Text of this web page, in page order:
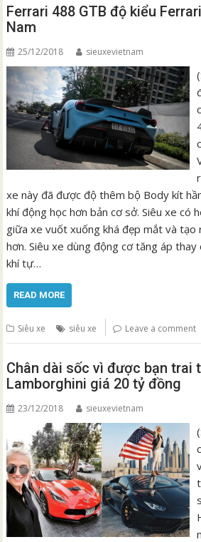
Ferrari 488 GTB độ kiểu
Nam
25/12/2018 sieuxevietnam
xe này đã được độ thêm bộ Body kít
khí động học hơn bản cơ sở. Siêu xe có
giữa xe vuốt xuống khá đẹp mắt và tạo
hơn. Siêu xe dùng động cơ tăng áp
khí tự…
READ MORE
Siêu xe siêu xe Leave a comment
Chân dài sốc vì được bạn trai
Lamborghini giá 20 tỷ đồng
23/12/2018 sieuxevietnam